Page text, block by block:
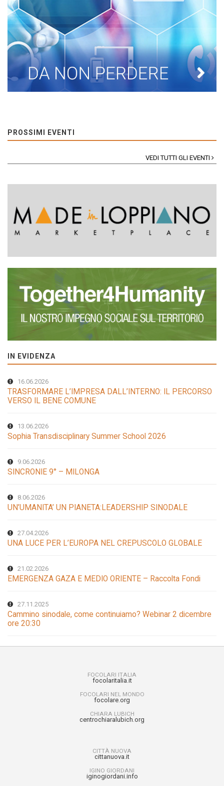
PROSSIMI EVENTI
VEDI TUTTI GLI EVENTI
IN EVIDENZA
16.06.2026
TRASFORMARE L’IMPRESA DALL’INTERNO: IL PERCORSO
VERSO IL BENE COMUNE
13.06.2026
Sophia Transdisciplinary Summer School 2026
9.06.2026
SINCRONIE 9° – MILONGA
8.06.2026
UN’UMANITA’ UN PIANETA:LEADERSHIP SINODALE
27.04.2026
UNA LUCE PER L’EUROPA NEL CREPUSCOLO GLOBALE
21.02.2026
EMERGENZA GAZA E MEDIO ORIENTE – Raccolta Fondi
27.11.2025
Cammino sinodale, come continuiamo? Webinar 2 dicembre
ore 20:30
FOCOLARI ITALIA
focolaritalia.it
FOCOLARI NEL MONDO
focolare.org
CHIARA LUBICH
centrochiaralubich.org
CITTÀ NUOVA
cittanuova.it
IGINO GIORDANI
iginogiordani.info